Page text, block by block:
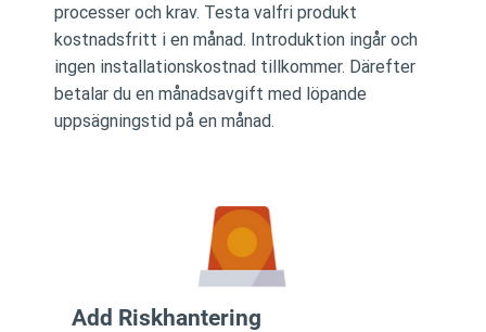
processer och krav. Testa valfri produkt
kostnadsfritt i en månad. Introduktion ingår och
ingen installationskostnad tillkommer. Därefter
betalar du en månadsavgift med löpande
uppsägningstid på en månad.
Add Riskhantering